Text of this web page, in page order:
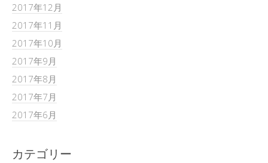
2017年12月
2017年11月
2017年10月
2017年9月
2017年8月
2017年7月
2017年6月
カテゴリー